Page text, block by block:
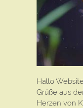
Hallo
Grüße aus
Herzen von